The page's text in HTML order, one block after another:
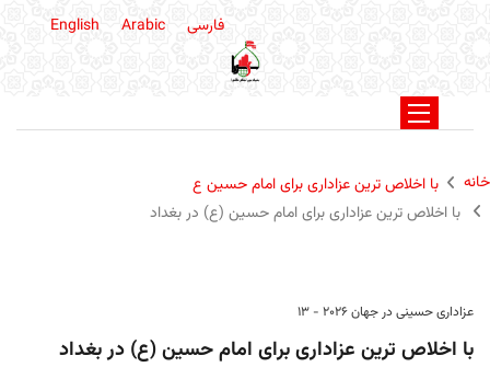
فارسی English Arabic
خانه
با اخلاص ترین عزاداری برای امام حسین ع
با اخلاص ترین عزاداری برای امام حسین (ع) در بغداد
عزاداری حسینی در جهان 2026 - 13
با اخلاص ترین عزاداری برای امام حسین (ع) در بغداد